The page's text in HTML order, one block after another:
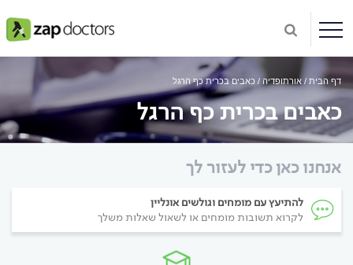
דף הבית אורתופדיה כאבים בכרית כף הרגל
כאבים בכרית כף הרגל
אנחנו כאן כדי לעזור לך
להתיעץ עם מומחים וגולשים אונליין
לקרוא תשובות מומחים או לשאול שאלות משלך